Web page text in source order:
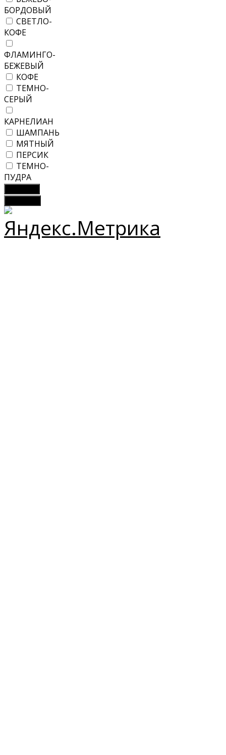
БОРДОВЫЙ
СВЕТЛО-
КОФЕ
ФЛАМИНГО-
БЕЖЕВЫЙ
КОФЕ
ТЕМНО-
СЕРЫЙ
КАРНЕЛИАН
ШАМПАНЬ
МЯТНЫЙ
ПЕРСИК
ТЕМНО-
ПУДРА